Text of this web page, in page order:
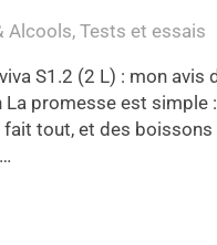
Alcools, Tests et essais
S1.2 (2 L) : mon avis
promesse est simple
tout, et des boissons